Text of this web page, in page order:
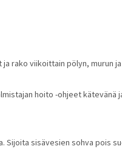
rako viikoittain pölyn, murun
hoito -ohjeet
Sijoita sisävesien sohva pois